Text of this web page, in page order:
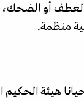
العطف أو الضحك،
منظمة.
هيئة الحكيم